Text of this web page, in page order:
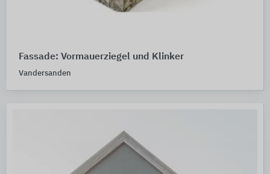
Fassade: Vormauerziegel und Klinker
Vandersanden